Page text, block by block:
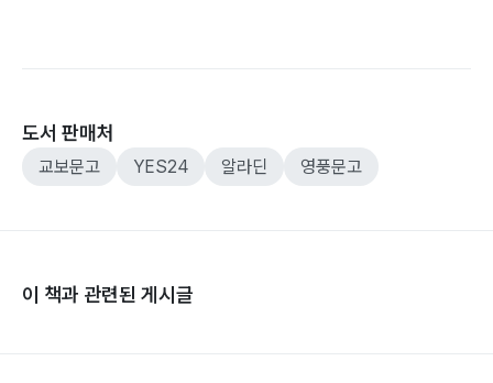
도서 판매처
교보문고 YES24 알라딘 영풍문고
이 책과 관련된 게시글